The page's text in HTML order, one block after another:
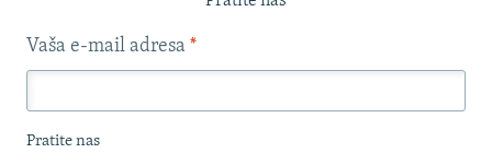
Vaša e-mail adresa *
Pratite nas